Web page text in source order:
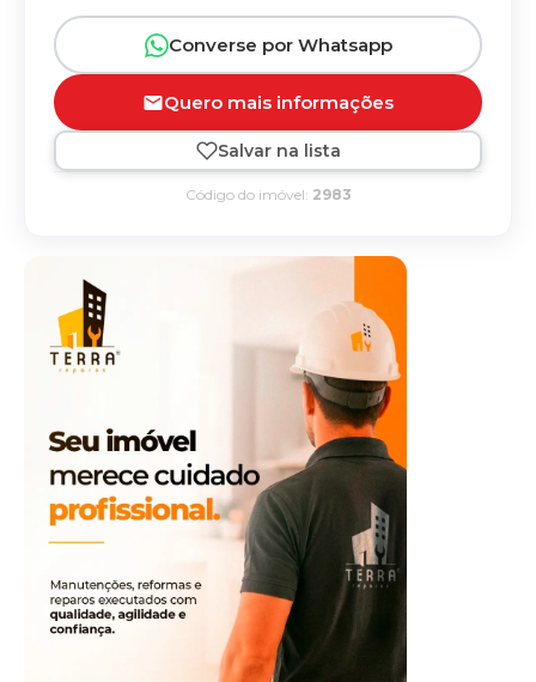
Converse por Whatsapp
Quero mais informações
Salvar na lista
Código do imóvel: 2983